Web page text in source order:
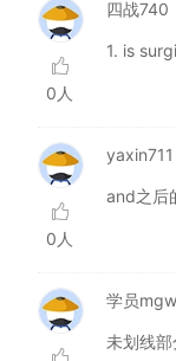
0人
四战740
1. is
0人
yaxin711
and之后
学员
未划线